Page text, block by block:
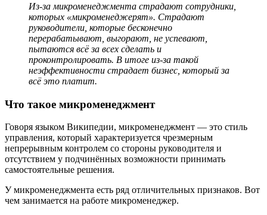
Из-за микроменеджмента страдают сотрудники,
которых «микроменеджерят». Страдают
руководители, которые бесконечно
перерабатывают, выгорают, не успевают,
пытаются всё за всех сделать и
проконтролировать. В итоге из-за такой
неэффективности страдает бизнес, который за
всё это платит.
Что такое микроменеджмент
Говоря языком Википедии, микроменеджмент — это стиль
управления, который характеризуется чрезмерным
непрерывным контролем со стороны руководителя и
отсутствием у подчинённых возможности принимать
самостоятельные решения.
У микроменеджмента есть ряд отличительных признаков. Вот
чем занимается на работе микроменеджер.